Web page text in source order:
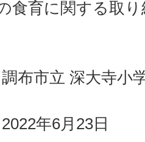
食育に関する取
立 深大寺小学
年6月23日